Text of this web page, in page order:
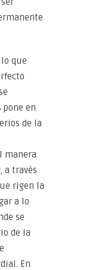
que
en
de la
manera
a través
rigen la
a lo
se
de la
En